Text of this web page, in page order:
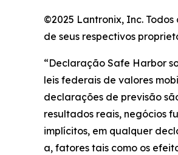
©2025 Lantronix, Inc.
de seus respectivos
“Declaração Safe Harbor
leis federais de valores
declarações de previsão
resultados reais, negócios
implícitos, em qualquer
a, fatores tais como os